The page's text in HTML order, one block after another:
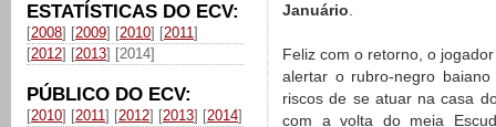
ESTATÍSTICAS DO ECV:
[2008] [2009] [2010] [2011]
[2012] [2013] [2014]
PÚBLICO DO ECV:
[2010] [2011] [2012] [2013] [2014]
Januário.
Feliz com o retorno, o
alertar o rubro-negro
riscos de se atuar na casa
com a volta do meia